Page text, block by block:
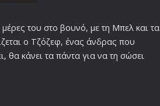
του στο βουνό, με τη Μπελ και τα
ο Τζόζεφ, ένας άνδρας που
θα κάνει τα πάντα για να τη σώσει